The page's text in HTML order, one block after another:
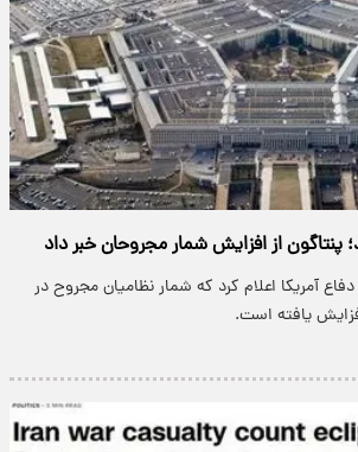
پنتاگون از افزایش شمار مجروحان خبر داد
آمریکا اعلام کرد که شمار نظامیان مجروح در
یافته است.